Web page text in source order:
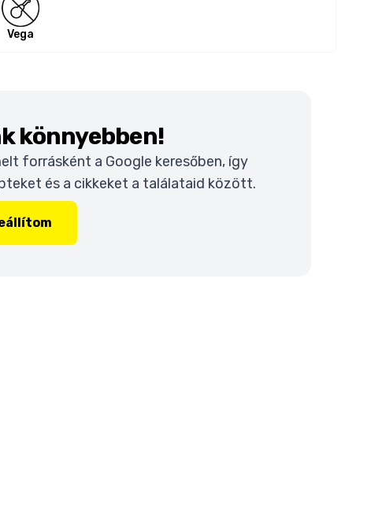
Vega
könnyebben!
forrásként a Google keresőben, így
és a cikkeket a találataid között.